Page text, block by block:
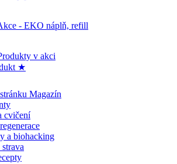
Magazín
cvičení
a biohacking